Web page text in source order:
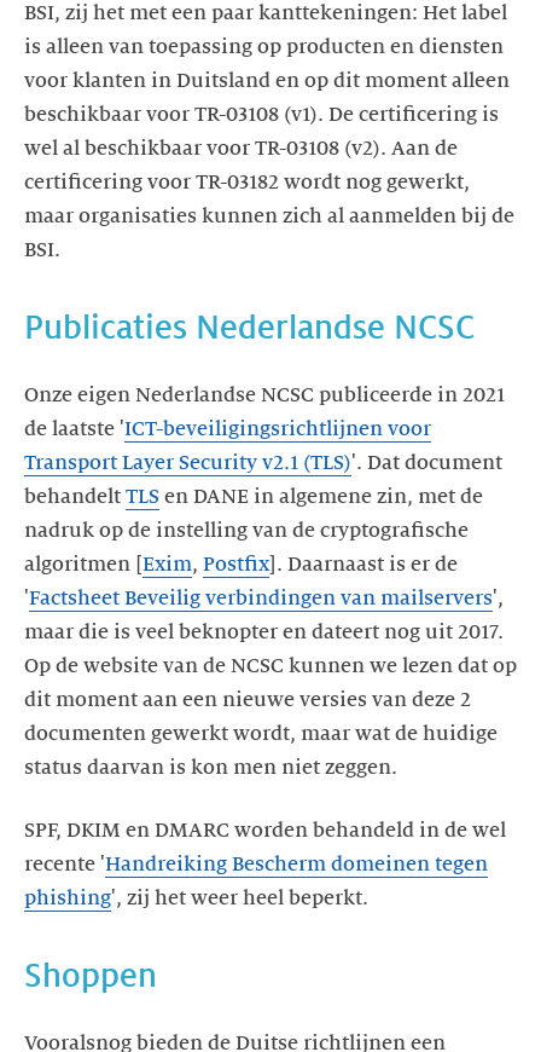
BSI, zij het met een paar kanttekeningen: Het label
is alleen van toepassing op producten en diensten
voor klanten in Duitsland en op dit moment alleen
beschikbaar voor TR-03108 (v1). De certificering is
wel al beschikbaar voor TR-03108 (v2). Aan de
certificering voor TR-03182 wordt nog gewerkt,
maar organisaties kunnen zich al aanmelden bij de
BSI.
Publicaties Nederlandse NCSC
Onze eigen Nederlandse NCSC publiceerde in 2021
de laatste 'ICT-beveiligingsrichtlijnen voor
Transport Layer Security v2.1 (TLS)'. Dat document
behandelt TLS en DANE in algemene zin, met de
nadruk op de instelling van de cryptografische
algoritmen [ Exim, Postfix]. Daarnaast is er de
'Factsheet Beveilig verbindingen van mailservers',
maar die is veel beknopter en dateert nog uit 2017.
Op de website van de NCSC kunnen we lezen dat op
dit moment aan een nieuwe versies van deze 2
documenten gewerkt wordt, maar wat de huidige
status daarvan is kon men niet zeggen.
SPF, DKIM en DMARC worden behandeld in de wel
recente 'Handreiking Bescherm domeinen tegen
phishing', zij het weer heel beperkt.
Shoppen
Vooralsnog bieden de Duitse richtlijnen een